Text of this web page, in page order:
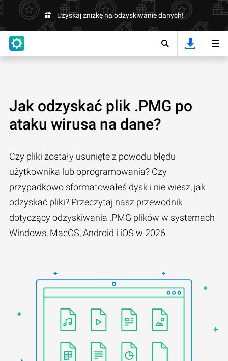
Uzyskaj zniżkę na odzyskiwanie danych!
Jak odzyskać plik .PMG po
ataku wirusa na dane?
Czy pliki zostały usunięte z powodu błędu
użytkownika lub oprogramowania? Czy
przypadkowo sformatowałeś dysk i nie wiesz, jak
odzyskać pliki? Przeczytaj nasz przewodnik
dotyczący odzyskiwania .PMG plików w systemach
Windows, MacOS, Android i iOS w 2026.